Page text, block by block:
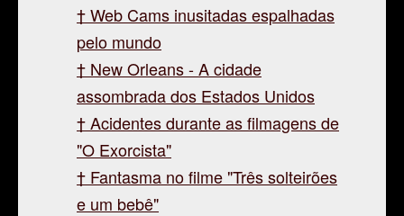
Web Cams inusitadas espalhadas
pelo mundo
New Orleans - A cidade
assombrada dos Estados Unidos
Acidentes durante as filmagens de
"O Exorcista"
Fantasma no filme "Três solteirões
e um bebê"